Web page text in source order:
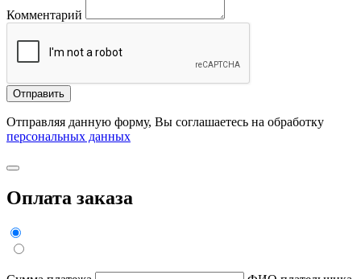
Комментарий
Отправить
Отправляя данную форму, Вы соглашаетесь на обработку
персональных данных
Оплата заказа